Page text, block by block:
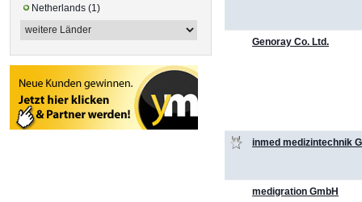
Genoray Co. Ltd.
inmed medizintechnik
medigration GmbH
Netherlands (1)